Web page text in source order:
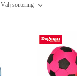
Välj sortering